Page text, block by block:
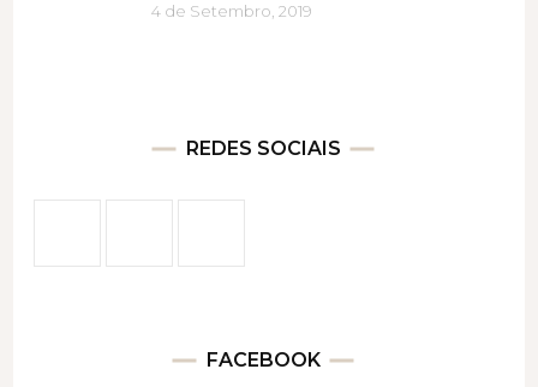
4 de Setembro, 2019
REDES SOCIAIS
FACEBOOK